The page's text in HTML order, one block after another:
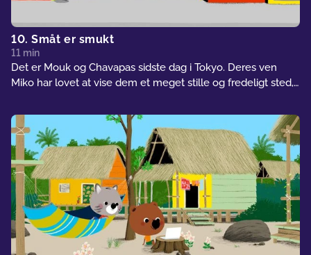
10. Småt er smukt
11 min
Det er Mouk og Chavapas sidste dag i Tokyo. Deres ven
Miko har lovet at vise dem et meget stille og fredeligt sted,
aften skal Mikos far åbne en japansk have, hvor folk
kommer til at kunne gå rundt, slappe af og se på
blomsterne. Men åbningen er først om nogle timer, og
Mikos far har så meget at gøre... Han er bange for, at han
ikke når alt i tide. Så Mouk, Chavapa og Miko tilbyder at
hjælpe ham...